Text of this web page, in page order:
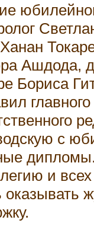
Ашдода,
Бориса
с
и
оказывать